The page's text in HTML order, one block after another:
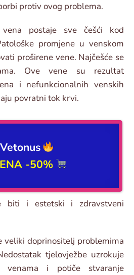
protiv ovog problema.
vena postaje sve češći kod
promjene u venskom
proširene vene. Najčešće se
Ove vene su rezultat
i nefunkcionalnih venskih
povratni tok krvi.
Vetonus
-50%
biti i estetski i zdravstveni
veliki doprinositelj problemima
tjelovježbe uzrokuje
i potiče stvaranje